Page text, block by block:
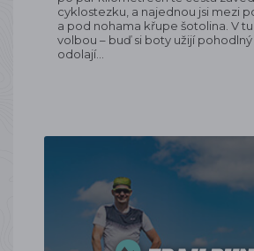
cyklostezku, a najednou jsi mezi
a pod nohama křupe šotolina. V
volbou – buď si boty užijí
odolají…